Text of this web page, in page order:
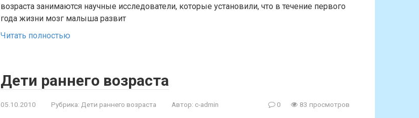
возраста занимаются научные исследователи, которые установили, что в течение первого
года жизни мозг малыша развит
Читать полностью
Дети раннего возраста
05.10.2010 Рубрика: Дети раннего возраста Автор: c-admin 0 83 просмотров